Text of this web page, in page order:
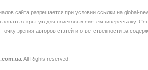
сайта разрешается при условии ссылки на global-
открытую для поисковых систем гиперссылку.
зрения авторов статей и ответственности за
. All Rights reserved.